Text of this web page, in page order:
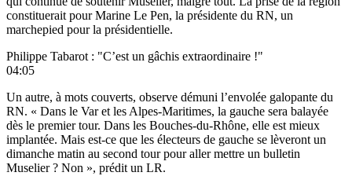
constituerait pour Marine Le Pen, la présidente du RN, un
marchepied pour la présidentielle.
Philippe Tabarot : "C’est un gâchis extraordinaire !"
04:05
Un autre, à mots couverts, observe démuni l’envolée galopante du
RN. « Dans le Var et les Alpes-Maritimes, la gauche sera balayée
dès le premier tour. Dans les Bouches-du-Rhône, elle est mieux
implantée. Mais est-ce que les électeurs de gauche se lèveront un
dimanche matin au second tour pour aller mettre un bulletin
Muselier ? Non », prédit un LR.